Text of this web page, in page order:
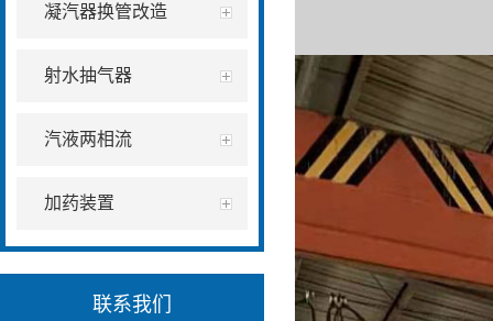
凝汽器换管改造
射水抽气器
汽液两相流
加药装置
联系我们